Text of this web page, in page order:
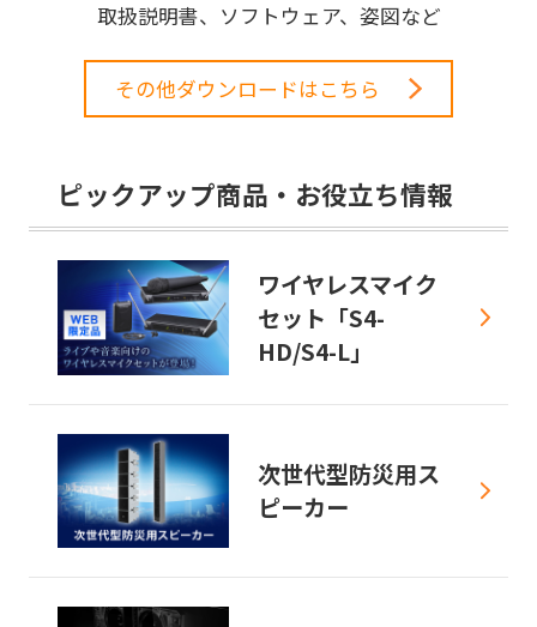
取扱説明書、ソフトウェア、姿図など
その他ダウンロードはこちら
ピックアップ商品・お役立ち情報
ワイヤレスマイク
セット「S4-
HD/S4-L」
次世代型防災用ス
ピーカー